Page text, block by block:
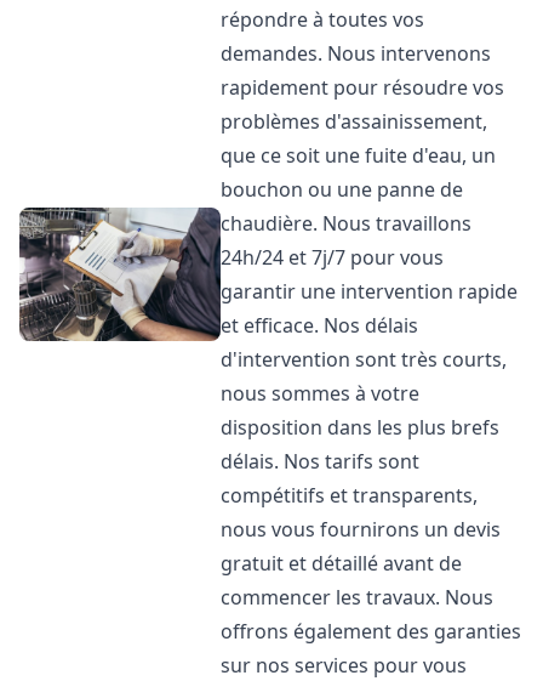
répondre à toutes vos
demandes. Nous intervenons
rapidement pour résoudre vos
problèmes d'assainissement,
que ce soit une fuite d'eau, un
bouchon ou une panne de
chaudière. Nous travaillons
24h/24 et 7j/7 pour vous
garantir une intervention rapide
et efficace. Nos délais
d'intervention sont très courts,
nous sommes à votre
disposition dans les plus brefs
délais. Nos tarifs sont
compétitifs et transparents,
nous vous fournirons un devis
gratuit et détaillé avant de
commencer les travaux. Nous
offrons également des garanties
sur nos services pour vous